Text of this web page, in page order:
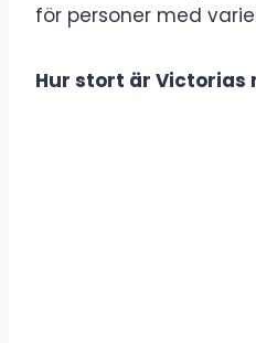
för personer med
Hur stort är Victorias